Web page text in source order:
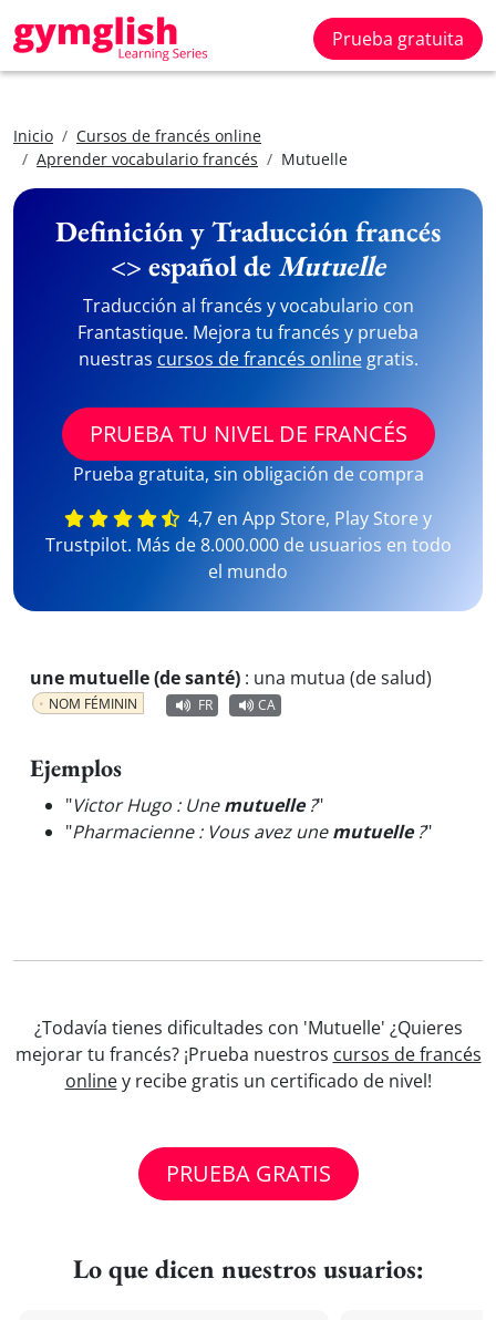
Prueba gratuita
Inicio
Cursos de francés online
Aprender vocabulario francés
Mutuelle
Definición y Traducción francés
<> español deMutuelle
Traducción al francés y vocabulario con
Frantastique. Mejora tu francés y prueba
nuestras cursos de francés onlinegratis.
PRUEBA TU NIVEL DE FRANCÉS
Prueba gratuita, sin obligación de compra
4,7 en App Store, Play Store y
Trustpilot. Más de 8.000.000 de usuarios en todo
el mundo
une mutuelle (de santé) : una mutua (de salud)
NOM FÉMININ FR CA
Ejemplos
"Victor Hugo : Unemutuelle?"
"Pharmacienne : Vous avez unemutuelle?"
¿Todavía tienes dificultades con 'Mutuelle' ¿Quieres
mejorar tu francés? ¡Prueba nuestros cursos de francés
onliney recibe gratis un certificado de nivel!
PRUEBA GRATIS
Lo que dicen nuestros usuarios: